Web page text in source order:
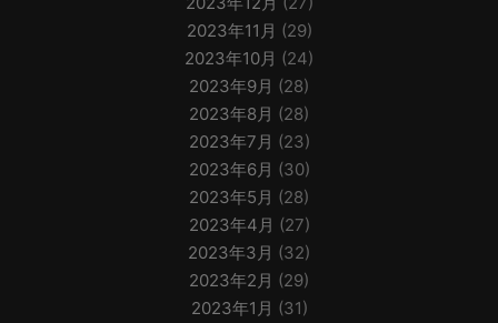
2023年11月 (29)
2023年10月 (24)
2023年9月 (28)
2023年8月 (28)
2023年7月 (23)
2023年6月 (30)
2023年5月 (28)
2023年4月 (27)
2023年3月 (32)
2023年2月 (29)
2023年1月 (31)